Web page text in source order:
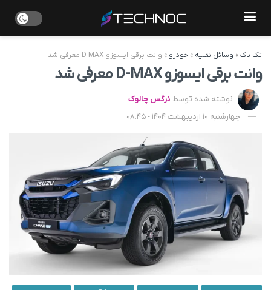
تک ناک» وسائل نقلیه » خودرو » وانت برقی ایسوزو D-MAX معرفی شد
وانت برقی ایسوزو D-MAX معرفی شد
نوشته شده توسط نرگس چالوک
چهارشنبه 10 اردیبهشت 1404 - 08:45